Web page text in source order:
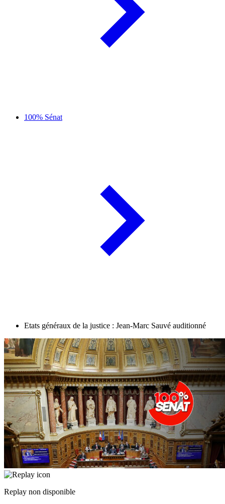
100% Sénat
Etats généraux de la justice : Jean-Marc Sauvé auditionné
Replay non disponible